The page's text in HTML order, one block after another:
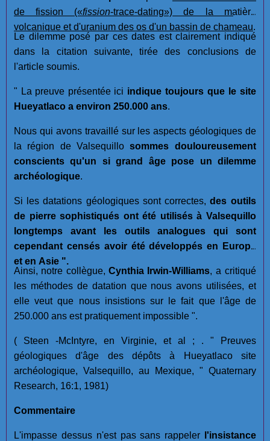
de fission («fission-trace-dating») de la matière
volcanique et d'uranium des os d'un bassin de chameau.
Le dilemme posé par ces dates est clairement indiqué
dans la citation suivante, tirée des conclusions de
l'article soumis.
" La preuve présentée ici indique toujours que le site
Hueyatlaco a environ 250.000 ans.
Nous qui avons travaillé sur les aspects géologiques de
la région de Valsequillo sommes douloureusement
conscients qu'un si grand âge pose un dilemme
archéologique.
Si les datations géologiques sont correctes, des outils
de pierre sophistiqués ont été utilisés à Valsequillo
longtemps avant les outils analogues qui sont
cependant censés avoir été développés en Europe
et en Asie ".
Ainsi, notre collègue, Cynthia Irwin-Williams, a critiqué
les méthodes de datation que nous avons utilisées, et
elle veut que nous insistions sur le fait que l'âge de
250.000 ans est pratiquement impossible ".
( Steen -McIntyre, en Virginie, et al ; . " Preuves
géologiques d'âge des dépôts à Hueyatlaco site
archéologique, Valsequillo, au Mexique, " Quaternary
Research, 16:1, 1981)
Commentaire
L'impasse dessus n'est pas sans rappeler
l'insistance